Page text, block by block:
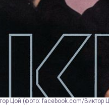
Цой (фото: facebook.com/Виктор